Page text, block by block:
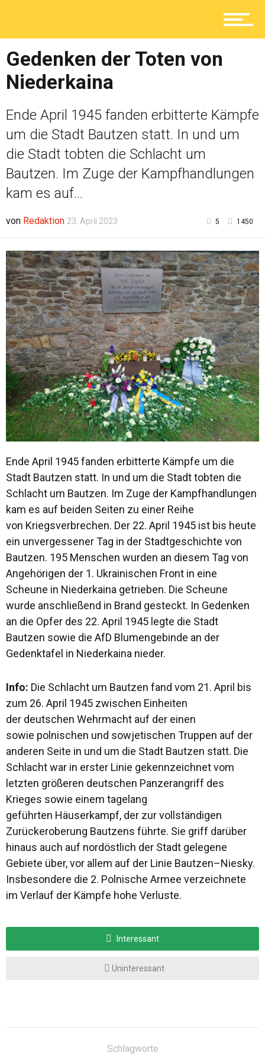
Ratgeber
Service
Shop
Gedenken der Toten von
Niederkaina
Ende April 1945 fanden erbitterte Kämpfe
um die Stadt Bautzen statt. In und um
die Stadt tobten die Schlacht um
Bautzen. Im Zuge der Kampfhandlungen
kam es auf...
von Redaktion 23. April 2023 5 1450
Ende April 1945 fanden erbitterte Kämpfe um die
Stadt Bautzen statt. In und um die Stadt tobten die
Schlacht um Bautzen. Im Zuge der Kampfhandlungen
kam es auf beiden Seiten zu einer Reihe
von Kriegsverbrechen. Der 22. April 1945 ist bis heute
ein unvergessener Tag in der Stadtgeschichte von
Bautzen. 195 Menschen wurden an diesem Tag von
Angehörigen der 1. Ukrainischen Front in eine
Scheune in Niederkaina getrieben. Die Scheune
wurde anschließend in Brand gesteckt. In Gedenken
an die Opfer des 22. April 1945 legte die Stadt
Bautzen sowie die AfD Blumengebinde an der
Gedenktafel in Niederkaina nieder.
Info: Die Schlacht um Bautzen fand vom 21. April bis
zum 26. April 1945 zwischen Einheiten
der deutschen Wehrmacht auf der einen
sowie polnischen und sowjetischen Truppen auf der
anderen Seite in und um die Stadt Bautzen statt. Die
Schlacht war in erster Linie gekennzeichnet vom
letzten größeren deutschen Panzerangriff des
Krieges sowie einem tagelang
geführten Häuserkampf, der zur vollständigen
Zurückeroberung Bautzens führte. Sie griff darüber
hinaus auch auf nordöstlich der Stadt gelegene
Gebiete über, vor allem auf der Linie Bautzen–Niesky.
Insbesondere die 2. Polnische Armee verzeichnete
im Verlauf der Kämpfe hohe Verluste.
Interessant
Uninteressant
Schlagworte